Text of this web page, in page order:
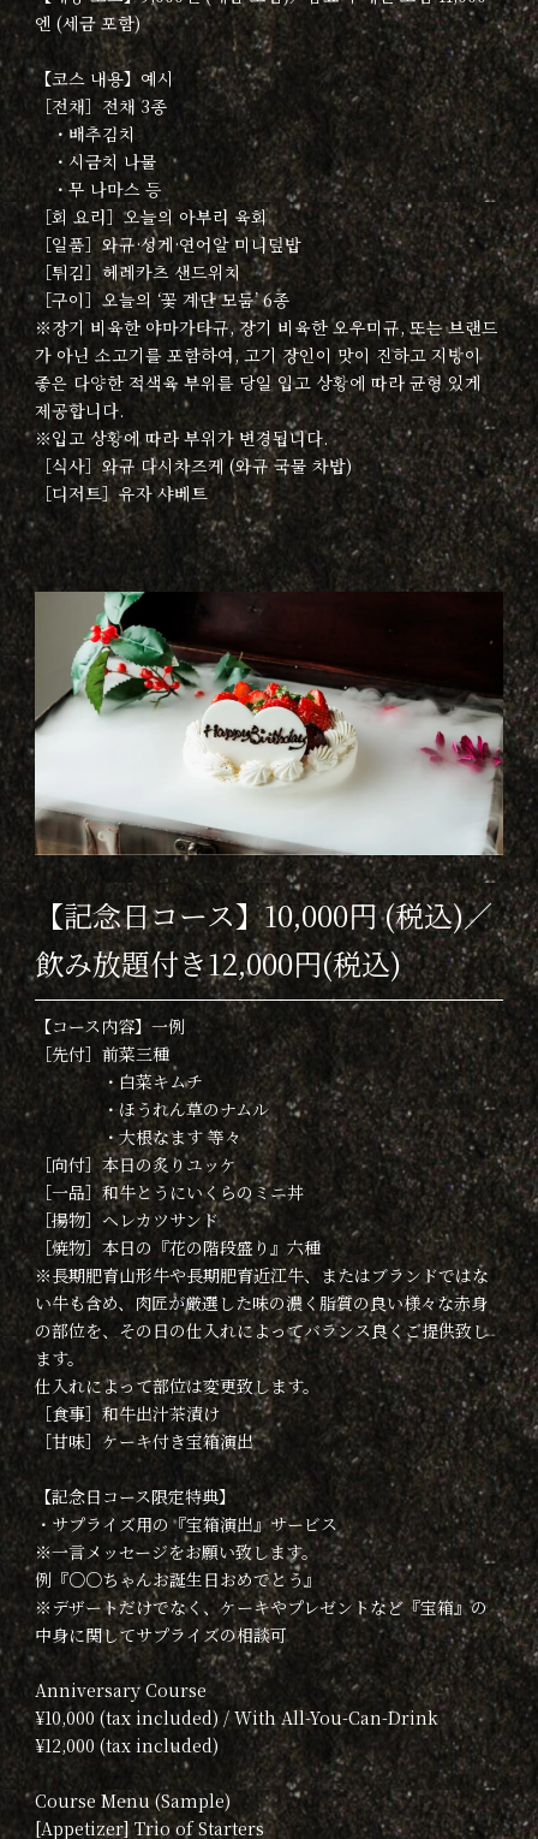
엔 (세금 포함)
【코스 내용】예시
［전채］전채 3종
・배추김치
・시금치 나물
・무 나마스 등
［회 요리］오늘의 아부리 육회
［일품］와규·성게·연어알 미니덮밥
［튀김］헤레카츠 샌드위치
［구이］오늘의 ‘꽃 계단 모둠’ 6종
※장기 비육한 야마가타규, 장기 비육한 오우미규, 또는 브랜드
가 아닌 소고기를 포함하여, 고기 장인이 맛이 진하고 지방이
좋은 다양한 적색육 부위를 당일 입고 상황에 따라 균형 있게
제공합니다.
※입고 상황에 따라 부위가 변경됩니다.
［식사］와규 다시차즈케 (와규 국물 차밥)
［디저트］유자 샤베트
【記念日コース】10,000円 (税込)／
飲み放題付き12,000円(税込)
【コース内容】一例
［先付］前菜三種
・白菜キムチ
・ほうれん草のナムル
・大根なます 等々
［向付］本日の炙りユッケ
［一品］和牛とうにいくらのミニ丼
［揚物］ヘレカツサンド
［焼物］本日の『花の階段盛り』六種
※長期肥育山形牛や長期肥育近江牛、またはブランドではな
い牛も含め、肉匠が厳選した味の濃く脂質の良い様々な赤身
の部位を、その日の仕入れによってバランス良くご提供致し
ます。
仕入れによって部位は変更致します。
［食事］和牛出汁茶漬け
［甘味］ケーキ付き宝箱演出
【記念日コース限定特典】
・サプライズ用の『宝箱演出』サービス
※一言メッセージをお願い致します。
例『○○ちゃんお誕生日おめでとう』
※デザートだけでなく、ケーキやプレゼントなど『宝箱』の
中身に関してサプライズの相談可
Anniversary Course
¥10,000 (tax included) / With All-You-Can-Drink
¥12,000 (tax included)
Course Menu (Sample)
[Appetizer] Trio of Starters